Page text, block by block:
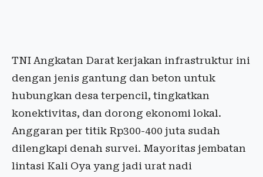
TNI Angkatan Darat kerjakan infrastruktur ini
dengan jenis gantung dan beton untuk
hubungkan desa terpencil, tingkatkan
konektivitas, dan dorong ekonomi lokal.
Anggaran per titik Rp300-400 juta sudah
dilengkapi denah survei. Mayoritas jembatan
lintasi Kali Oya yang jadi urat nadi